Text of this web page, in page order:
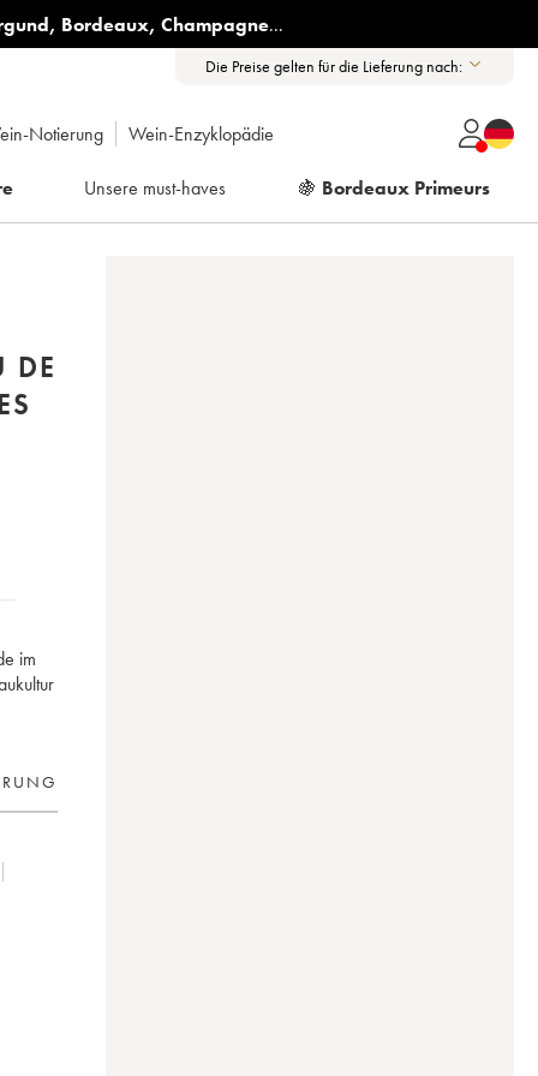
, Bordeaux, Champagne...
Die Preise gelten für die Lieferung nach:
Notierung Wein-Enzyklopädie
Unsere must-haves 🍇 Bordeaux Primeurs
DE
im